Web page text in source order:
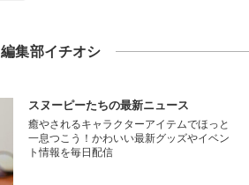
編集部イチオシ
スヌーピーたちの最新ニュース
癒やされるキャラクターアイテムでほっと
一息つこう！かわいい最新グッズやイベン
ト情報を毎日配信